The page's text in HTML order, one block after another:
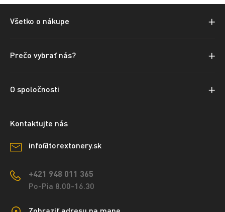
Všetko o nákupe
Prečo vybrať nás?
O spoločnosti
Kontaktujte nás
info@torextonery.sk
+421 948 011 365
Po-Pia 8.00-16.30